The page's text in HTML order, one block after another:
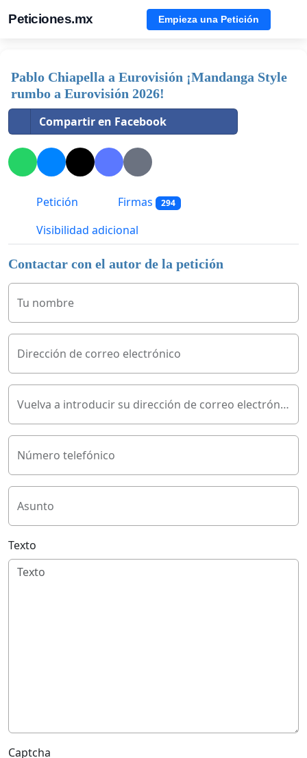
Peticiones.mx Empieza una Petición
Pablo Chiapella a Eurovisión ¡Mandanga Style
rumbo a Eurovisión 2026!
Compartir en Facebook
Petición Firmas 294
Visibilidad adicional
Contactar con el autor de la petición
Tu nombre
Dirección de correo electrónico
Vuelva a introducir su dirección de correo electrónico
Número telefónico
Asunto
Texto
Captcha